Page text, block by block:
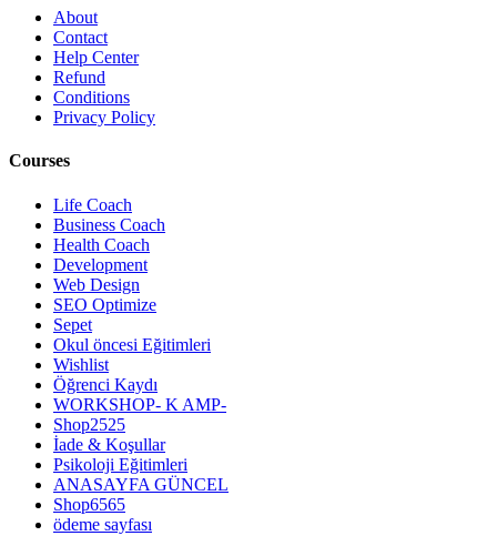
About
Contact
Help Center
Refund
Conditions
Privacy Policy
Courses
Life Coach
Business Coach
Health Coach
Development
Web Design
SEO Optimize
Sepet
Okul öncesi Eğitimleri
Wishlist
Öğrenci Kaydı
WORKSHOP- K AMP-
Shop2525
İade & Koşullar
Psikoloji Eğitimleri
ANASAYFA GÜNCEL
Shop6565
ödeme sayfası